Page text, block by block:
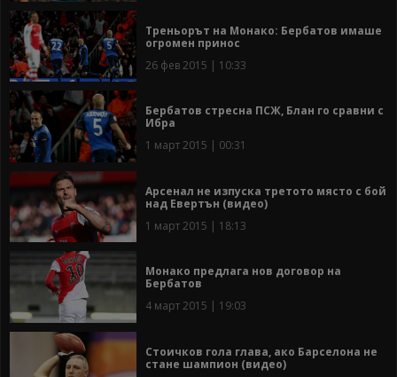
Треньорът на Монако: Бербатов имаше
огромен принос
26 фев 2015 | 10:33
Бербатов стресна ПСЖ, Блан го сравни с
Ибра
1 март 2015 | 00:31
Арсенал не изпуска третото място с бой
над Евертън (видео)
1 март 2015 | 18:13
Монако предлага нов договор на
Бербатов
4 март 2015 | 19:03
Стоичков гола глава, ако Барселона не
стане шампион (видео)